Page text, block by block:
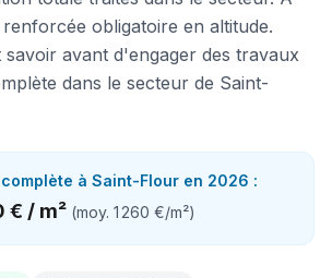
obligatoire en altitude.
avant d'engager des travaux
dans le secteur de Saint-
à Saint-Flour en 2026 :
€ / m² (moy. 1 260 €/m²)